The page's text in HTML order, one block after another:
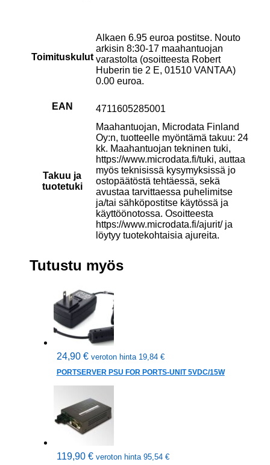
Toimituskulut
Alkaen 6.95 euroa postitse. Nouto
arkisin 8:30-17 maahantuojan
varastolta (osoitteesta Robert
Huberin tie 2 E, 01510 VANTAA)
0.00 euroa.
EAN 4711605285001
Takuu ja
tuotetuki
Maahantuojan, Microdata Finland
Oy:n, tuotteelle myöntämä takuu: 24
kk. Maahantuojan tekninen tuki,
https://www.microdata.fi/tuki, auttaa
myös teknisissä kysymyksissä jo
ostopäätöstä tehtäessä, sekä
avustaa tarvittaessa puhelimitse
ja/tai sähköpostitse käytössä ja
käyttöönotossa. Osoitteesta
https://www.microdata.fi/ajurit/ ja
löytyy tuotekohtaisia ajureita.
Tutustu myös
24,90 € veroton hinta 19,84 €
PORTSERVER PSU FOR PORTS-UNIT 5VDC/15W
119,90 € veroton hinta 95,54 €